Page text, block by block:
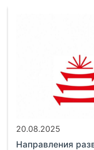
20.08.2025
Направления